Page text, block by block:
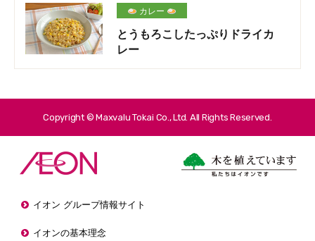
カレー
とうもろこしたっぷりドライカ
レー
Copyright © Maxvalu Tokai Co., Ltd. All Rights Reserved.
イオン グループ情報サイト
イオンの基本理念